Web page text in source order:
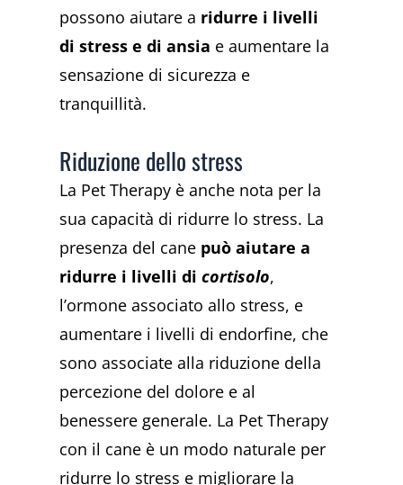
possono aiutare a ridurre i livelli
di stress e di ansia e aumentare la
sensazione di sicurezza e
tranquillità.
Riduzione dello stress
La Pet Therapy è anche nota per la
sua capacità di ridurre lo stress. La
presenza del cane può aiutare a
ridurre i livelli dicortisolo,
l’ormone associato allo stress, e
aumentare i livelli di endorfine, che
sono associate alla riduzione della
percezione del dolore e al
benessere generale. La Pet Therapy
con il cane è un modo naturale per
ridurre lo stress e migliorare la